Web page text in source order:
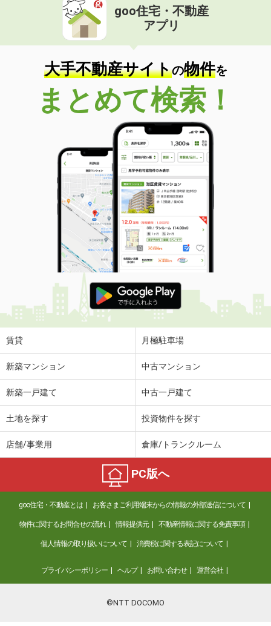
goo住宅・不動産
アプリ
大手不動産サイトの物件を
まとめて検索！
賃貸 月極駐車場
新築マンション 中古マンション
新築一戸建て 中古一戸建て
土地を探す 投資物件を探す
店舗/事業用 倉庫/トランクルーム
PC版へ
goo住宅・不動産とは お客さまご利用端末からの情報の外部送信について
物件に関するお問合せの流れ 情報提供元 不動産情報に関する免責事項
個人情報の取り扱いについて 消費税に関する表記について
プライバシーポリシー ヘルプ お問い合わせ 運営会社
©NTT DOCOMO